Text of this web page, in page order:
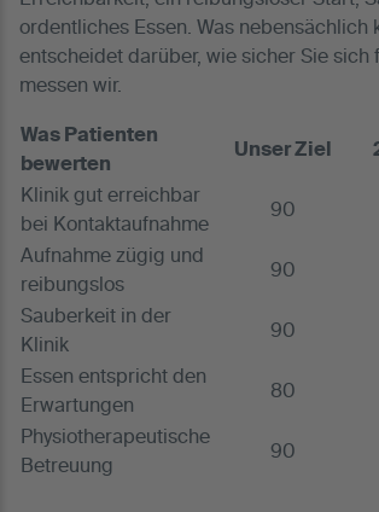
ordentliches Essen. Was nebensächlich
entscheidet darüber, wie sicher Sie sich
messen wir.
Was Patienten
bewerten
Unser Ziel
Klinik gut erreichbar
bei Kontaktaufnahme
90
Aufnahme zügig und
reibungslos
90
Sauberkeit in der
Klinik
90
Essen entspricht den
Erwartungen
80
Physiotherapeutische
Betreuung
90